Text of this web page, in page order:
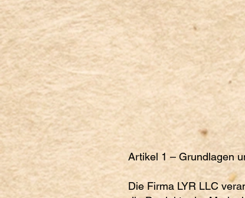
Artikel 1 – Grundlagen
Die Firma LYR LLC